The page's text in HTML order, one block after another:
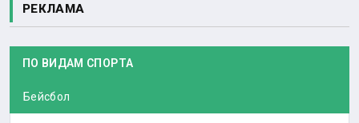
РЕКЛАМА
ПО ВИДАМ СПОРТА
Бейсбол